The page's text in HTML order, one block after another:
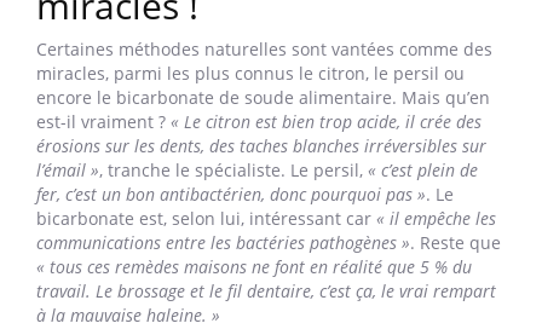
Certaines méthodes naturelles sont vantées comme des
miracles, parmi les plus connus le citron, le persil ou
encore le bicarbonate de soude alimentaire. Mais qu’en
est-il vraiment ? « Le citron est bien trop acide, il crée des
érosions sur les dents, des taches blanches irréversibles sur
l’émail », tranche le spécialiste. Le persil, « c’est plein de
fer, c’est un bon antibactérien, donc pourquoi pas ». Le
bicarbonate est, selon lui, intéressant car « il empêche les
communications entre les bactéries pathogènes ». Reste que
« tous ces remèdes maisons ne font en réalité que 5 % du
travail. Le brossage et le fil dentaire, c’est ça, le vrai rempart
à la mauvaise haleine. »